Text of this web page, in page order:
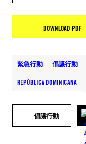
DOWNLOAD PDF
緊急行動 倡議行動
REPÚBLICA DOMINICANA
倡議行動